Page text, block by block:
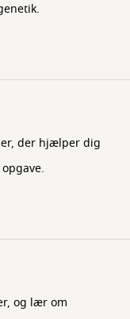
der hjælper dig
og lær om